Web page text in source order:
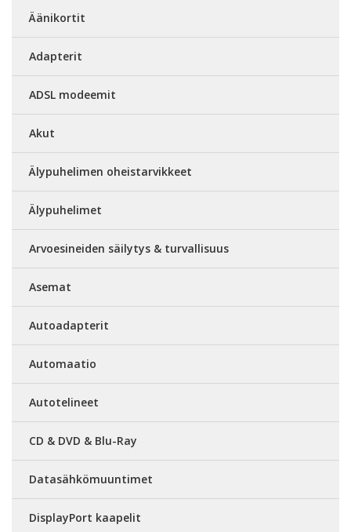
Äänikortit
Adapterit
ADSL modeemit
Akut
Älypuhelimen oheistarvikkeet
Älypuhelimet
Arvoesineiden säilytys & turvallisuus
Asemat
Autoadapterit
Automaatio
Autotelineet
CD & DVD & Blu-Ray
Datasähkömuuntimet
DisplayPort kaapelit